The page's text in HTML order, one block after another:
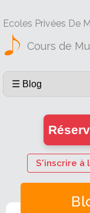
Ecoles Privées De
Cours de
S'inscrire à